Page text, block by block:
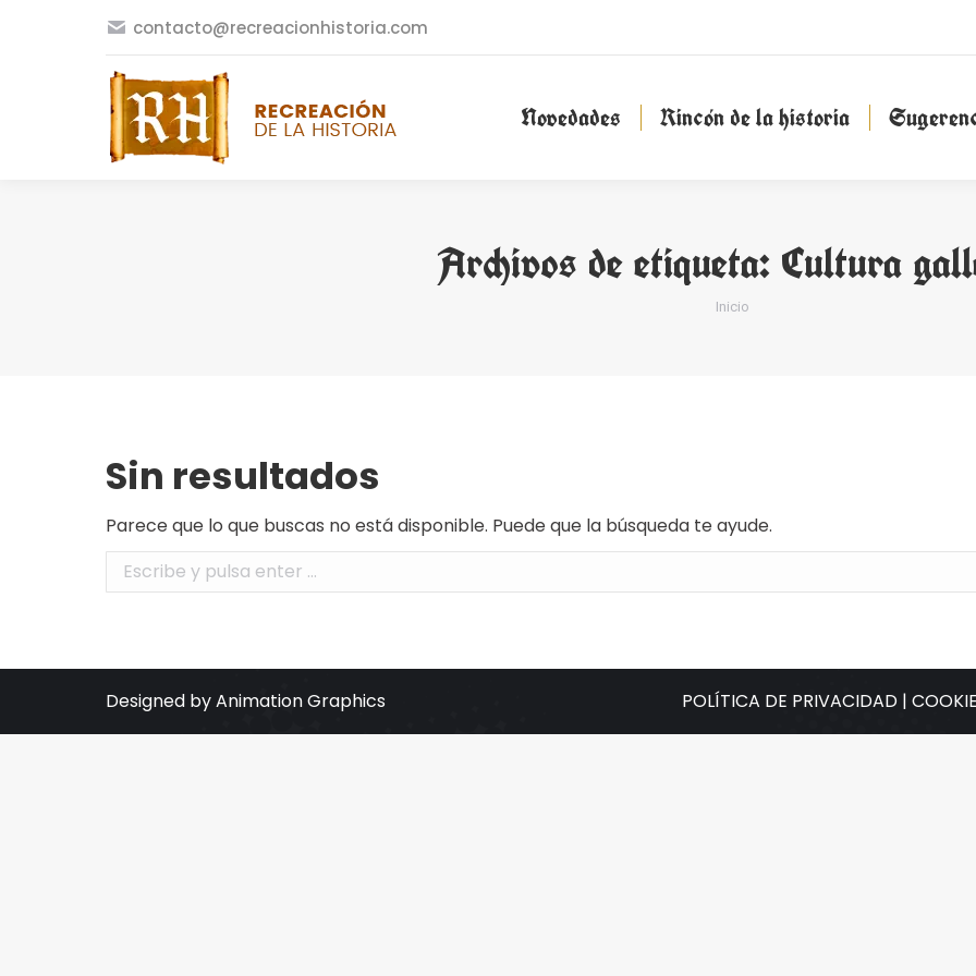
contacto@recreacionhistoria.com
Novedades Rincón de la historia
Archivos de etiqueta: Cultura
Estás aquí:
Inicio
Sin resultados
Parece que lo que buscas no está disponible. Puede que la búsqueda te ayude.
Buscar:
Designed by Animation Graphics POLÍTICA DE PRIVACIDAD |
Novedades Rincón de la historia